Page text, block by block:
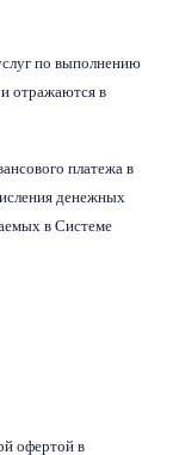
по выполнению
отражаются в
платежа в
денежных
в Системе
офертой в